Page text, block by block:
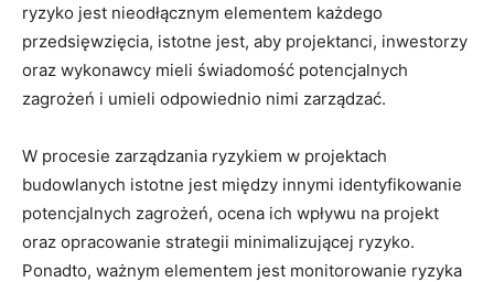
ryzyko ⁢jest nieodłącznym elementem każdego
przedsięwzięcia, istotne jest, aby projektanci, inwestorzy
⁣oraz wykonawcy mieli⁣ świadomość potencjalnych
zagrożeń i umieli odpowiednio nimi ⁢zarządzać.
W procesie zarządzania ryzykiem w projektach
budowlanych⁤ istotne jest między‍ innymi⁢ identyfikowanie
potencjalnych zagrożeń, ocena ich wpływu na projekt
oraz opracowanie strategii‌ minimalizującej ryzyko.
Ponadto, ważnym elementem jest​ monitorowanie⁤ ryzyka